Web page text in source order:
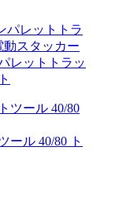
レットトラッ
ール 40/80 ト